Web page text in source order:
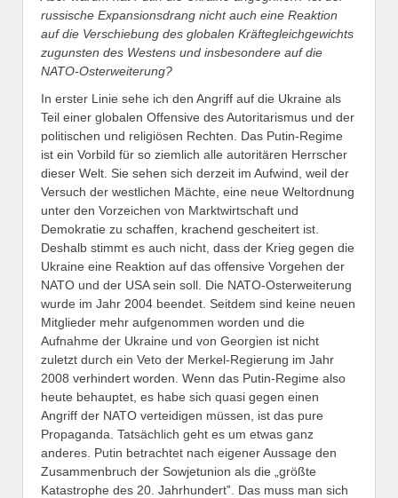
russische Expansionsdrang nicht auch eine Reaktion
auf die Verschiebung des globalen Kräftegleichgewichts
zugunsten des Westens und insbesondere auf die
NATO-Osterweiterung?
In erster Linie sehe ich den Angriff auf die Ukraine als
Teil einer globalen Offensive des Autoritarismus und der
politischen und religiösen Rechten. Das Putin-Regime
ist ein Vorbild für so ziemlich alle autoritären Herrscher
dieser Welt. Sie sehen sich derzeit im Aufwind, weil der
Versuch der westlichen Mächte, eine neue Weltordnung
unter den Vorzeichen von Marktwirtschaft und
Demokratie zu schaffen, krachend gescheitert ist.
Deshalb stimmt es auch nicht, dass der Krieg gegen die
Ukraine eine Reaktion auf das offensive Vorgehen der
NATO und der USA sein soll. Die NATO-Osterweiterung
wurde im Jahr 2004 beendet. Seitdem sind keine neuen
Mitglieder mehr aufgenommen worden und die
Aufnahme der Ukraine und von Georgien ist nicht
zuletzt durch ein Veto der Merkel-Regierung im Jahr
2008 verhindert worden. Wenn das Putin-Regime also
heute behauptet, es habe sich quasi gegen einen
Angriff der NATO verteidigen müssen, ist das pure
Propaganda. Tatsächlich geht es um etwas ganz
anderes. Putin betrachtet nach eigener Aussage den
Zusammenbruch der Sowjetunion als die „größte
Katastrophe des 20. Jahrhundert‟. Das muss man sich